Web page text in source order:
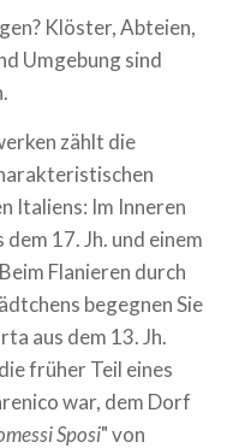
Klöster, Abteien,
Umgebung sind
zählt die
Italiens: Im Inneren
17. Jh. und einem
Flanieren durch
begegnen Sie
aus dem 13. Jh.
früher Teil eines
war, dem Dorf
Sposi" von